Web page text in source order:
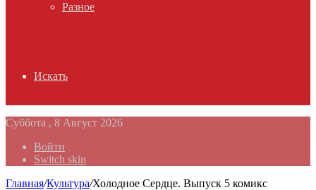
Разное
Искать
Суббота , 8 Август 2026
Войти
Switch skin
Главная/Культура/Холодное Сердце. Выпуск 5 комикс